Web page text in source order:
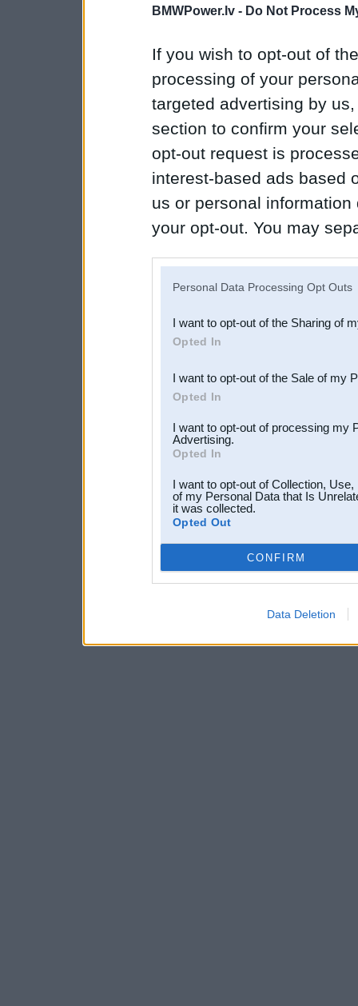
BMWPower.lv - Do Not Process
If you wish to opt-out of
processing of your
targeted advertising by
section to confirm your
opt-out request is
interest-based ads based
us or personal
your opt-out. You may
Downstream Participants
third parties.
Personal Data Processing Opt Outs
I want to opt-out of the Sharing of
Opted In
I want to opt-out of the Sale of my
Opted In
I want to opt-out of processing my
Advertising.
Opted In
I want to opt-out of Collection,
of my Personal Data that Is
it was collected.
Opted Out
CONFIRM
Data Deletion